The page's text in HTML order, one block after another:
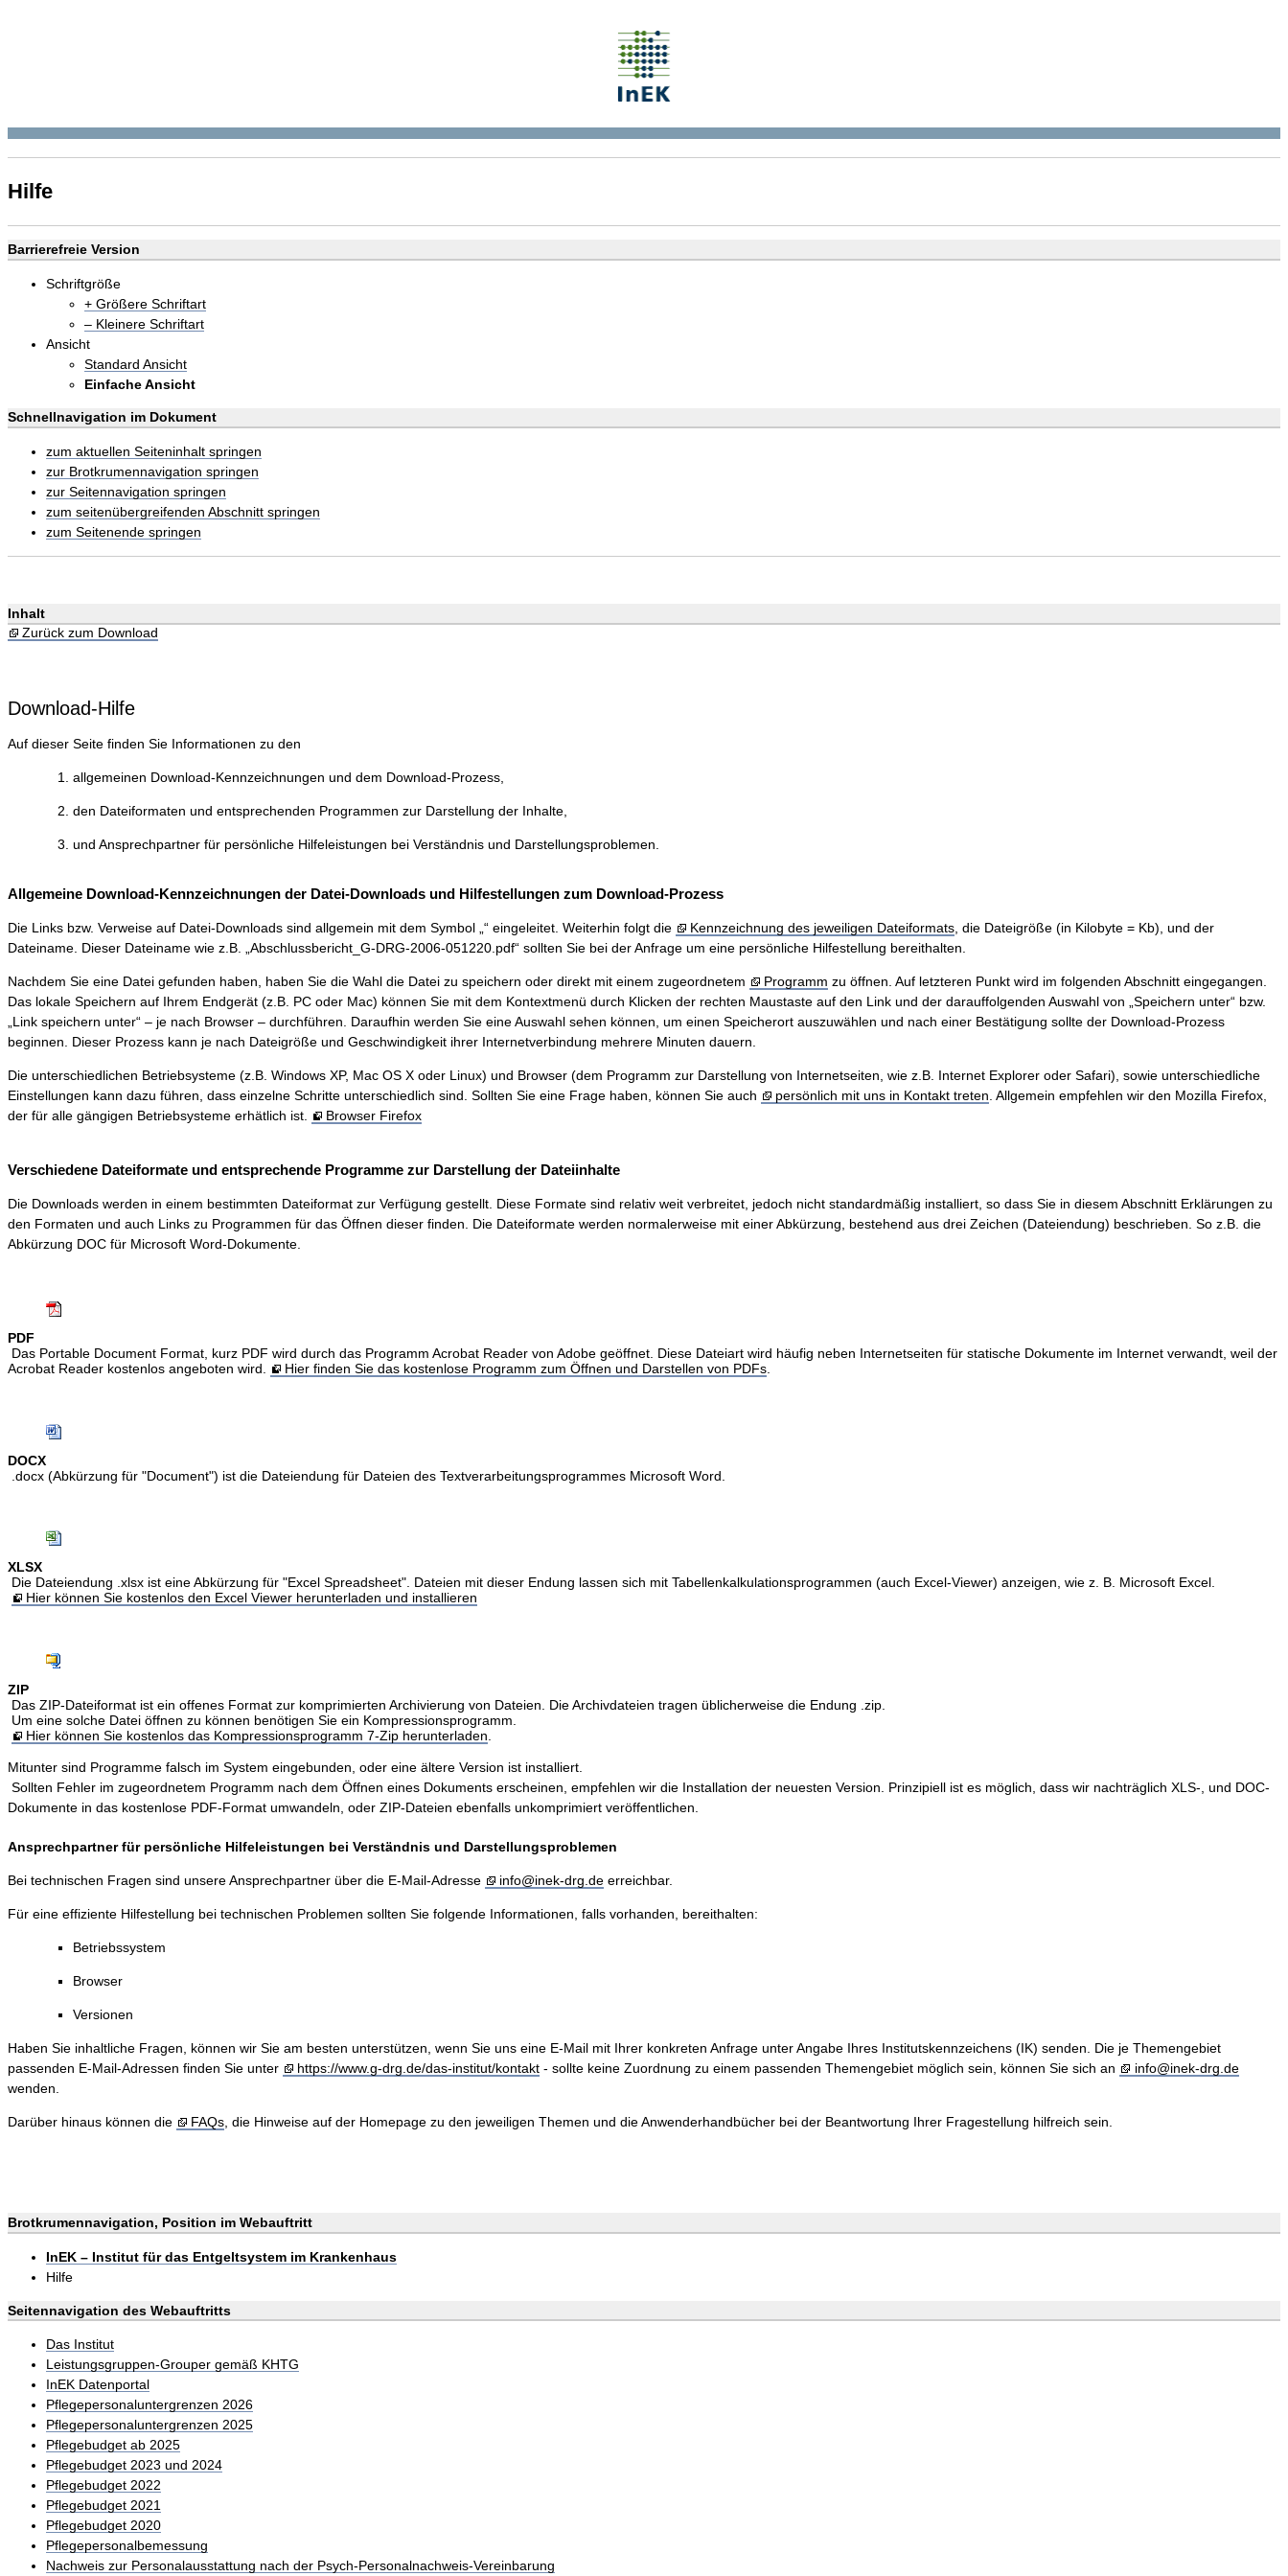
Hilfe
Barrierefreie Version
Schriftgröße
+ Größere Schriftart
– Kleinere Schriftart
Ansicht
Standard Ansicht
Einfache Ansicht
Schnellnavigation im Dokument
zum aktuellen Seiteninhalt springen
zur Brotkrumennavigation springen
zur Seitennavigation springen
zum seitenübergreifenden Abschnitt springen
zum Seitenende springen
Inhalt
Zurück zum Download
Download-Hilfe
Auf dieser Seite finden Sie Informationen zu den
allgemeinen Download-Kennzeichnungen und dem Download-Prozess,
den Dateiformaten und entsprechenden Programmen zur Darstellung der Inhalte,
und Ansprechpartner für persönliche Hilfeleistungen bei Verständnis und Darstellungsproblemen.
Allgemeine Download-Kennzeichnungen der Datei-Downloads und Hilfestellungen zum Download-Prozess
Die Links bzw. Verweise auf Datei-Downloads sind allgemein mit dem Symbol „“ eingeleitet. Weiterhin folgt die Kennzeichnung des jeweiligen Dateiformats , die Dateigröße (in Kilobyte = Kb), und der
Dateiname. Dieser Dateiname wie z.B. „Abschlussbericht_G-DRG-2006-051220.pdf“ sollten Sie bei der Anfrage um eine persönliche Hilfestellung bereithalten.
Nachdem Sie eine Datei gefunden haben, haben Sie die Wahl die Datei zu speichern oder direkt mit einem zugeordnetem Programm zu öffnen. Auf letzteren Punkt wird im folgenden Abschnitt eingegangen.
Das lokale Speichern auf Ihrem Endgerät (z.B. PC oder Mac) können Sie mit dem Kontextmenü durch Klicken der rechten Maustaste auf den Link und der darauffolgenden Auswahl von „Speichern unter“ bzw.
„Link speichern unter“ – je nach Browser – durchführen. Daraufhin werden Sie eine Auswahl sehen können, um einen Speicherort auszuwählen und nach einer Bestätigung sollte der Download-Prozess
beginnen. Dieser Prozess kann je nach Dateigröße und Geschwindigkeit ihrer Internetverbindung mehrere Minuten dauern.
Die unterschiedlichen Betriebsysteme (z.B. Windows XP, Mac OS X oder Linux) und Browser (dem Programm zur Darstellung von Internetseiten, wie z.B. Internet Explorer oder Safari), sowie unterschiedliche
Einstellungen kann dazu führen, dass einzelne Schritte unterschiedlich sind. Sollten Sie eine Frage haben, können Sie auch
persönlich mit uns in Kontakt treten . Allgemein empfehlen wir den Mozilla Firefox,
der für alle gängigen Betriebsysteme erhätlich ist.
Browser Firefox
Verschiedene Dateiformate und entsprechende Programme zur Darstellung der Dateiinhalte
Die Downloads werden in einem bestimmten Dateiformat zur Verfügung gestellt. Diese Formate sind relativ weit verbreitet, jedoch nicht standardmäßig installiert, so dass Sie in diesem Abschnitt Erklärungen zu
den Formaten und auch Links zu Programmen für das Öffnen dieser finden. Die Dateiformate werden normalerweise mit einer Abkürzung, bestehend aus drei Zeichen (Dateiendung) beschrieben. So z.B. die
Abkürzung DOC für Microsoft Word-Dokumente.
PDF
Das Portable Document Format, kurz PDF wird durch das Programm Acrobat Reader von Adobe geöffnet. Diese Dateiart wird häufig neben Internetseiten für statische Dokumente im Internet verwandt, weil der
Acrobat Reader kostenlos angeboten wird.
Hier finden Sie das kostenlose Programm zum Öffnen und Darstellen von PDFs.
DOCX
.docx (Abkürzung für "Document") ist die Dateiendung für Dateien des Textverarbeitungsprogrammes Microsoft Word.
XLSX
Die Dateiendung .xlsx ist eine Abkürzung für "Excel Spreadsheet". Dateien mit dieser Endung lassen sich mit Tabellenkalkulationsprogrammen (auch Excel-Viewer) anzeigen, wie z. B. Microsoft Excel.
Hier können Sie kostenlos den Excel Viewer herunterladen und installieren
ZIP
Das ZIP-Dateiformat ist ein offenes Format zur komprimierten Archivierung von Dateien. Die Archivdateien tragen üblicherweise die Endung .zip.
Um eine solche Datei öffnen zu können benötigen Sie ein Kompressionsprogramm.
Hier können Sie kostenlos das Kompressionsprogramm 7-Zip herunterladen.
Mitunter sind Programme falsch im System eingebunden, oder eine ältere Version ist installiert.
Sollten Fehler im zugeordnetem Programm nach dem Öffnen eines Dokuments erscheinen, empfehlen wir die Installation der neuesten Version. Prinzipiell ist es möglich, dass wir nachträglich XLS-, und DOC-
Dokumente in das kostenlose PDF-Format umwandeln, oder ZIP-Dateien ebenfalls unkomprimiert veröffentlichen.
Ansprechpartner für persönliche Hilfeleistungen bei Verständnis und Darstellungsproblemen
Bei technischen Fragen sind unsere Ansprechpartner über die E-Mail-Adresse info@inek-drg.de erreichbar.
Für eine effiziente Hilfestellung bei technischen Problemen sollten Sie folgende Informationen, falls vorhanden, bereithalten:
Betriebssystem
Browser
Versionen
Haben Sie inhaltliche Fragen, können wir Sie am besten unterstützen, wenn Sie uns eine E-Mail mit Ihrer konkreten Anfrage unter Angabe Ihres Institutskennzeichens (IK) senden. Die je Themengebiet
passenden E-Mail-Adressen finden Sie unter
https://www.g-drg.de/das-institut/kontakt - sollte keine Zuordnung zu einem passenden Themengebiet möglich sein, können Sie sich an
info@inek-drg.de
wenden.
Darüber hinaus können die FAQs, die Hinweise auf der Homepage zu den jeweiligen Themen und die Anwenderhandbücher bei der Beantwortung Ihrer Fragestellung hilfreich sein.
Brotkrumennavigation, Position im Webauftritt
InEK – Institut für das Entgeltsystem im Krankenhaus
Hilfe
Seitennavigation des Webauftritts
Das Institut
Leistungsgruppen-Grouper gemäß KHTG
InEK Datenportal
Pflegepersonaluntergrenzen 2026
Pflegepersonaluntergrenzen 2025
Pflegebudget ab 2025
Pflegebudget 2023 und 2024
Pflegebudget 2022
Pflegebudget 2021
Pflegebudget 2020
Pflegepersonalbemessung
Nachweis zur Personalausstattung nach der Psych-Personalnachweis-Vereinbarung